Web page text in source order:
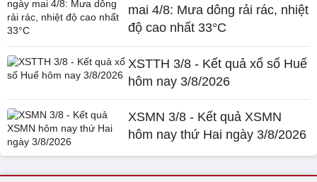
mai 4/8: Mưa dông rải rác, nhiệt
độ cao nhất 33°C
XSTTH 3/8 - Kết quả xổ số Huế
hôm nay 3/8/2026
XSMN 3/8 - Kết quả XSMN
hôm nay thứ Hai ngày 3/8/2026